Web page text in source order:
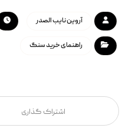
آروین نایب الصدر
راهنمای خرید سنگ